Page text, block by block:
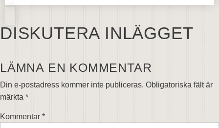
DISKUTERA INLÄGGET
LÄMNA EN KOMMENTAR
Din e-postadress kommer inte publiceras. Obligatoriska fält är
märkta *
Kommentar *